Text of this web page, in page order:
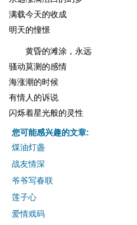
满载今天的收成
明天的憧憬
黄昏的滩涂，永远
骚动莫测的感情
海涨潮的时候
有情人的诉说
闪烁着星光般的灵性
您可能感兴趣的文章:
煤油灯盏
战友情深
爷爷写春联
莲子心
爱情戏码